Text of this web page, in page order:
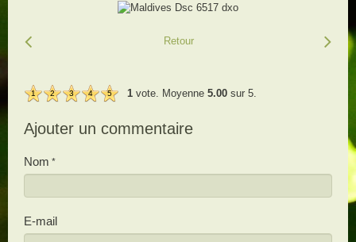
Retour
1 2 3 4 5 1 vote. Moyenne 5.00 sur 5.
Ajouter un commentaire
Nom
E-mail